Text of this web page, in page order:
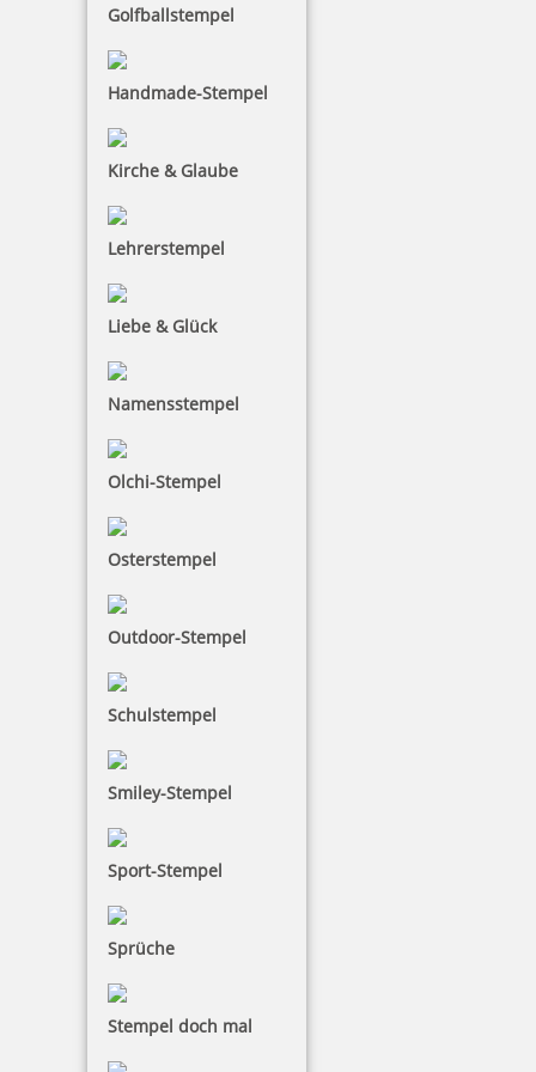
Golfballstempel
Handmade-Stempel
Kirche & Glaube
Lehrerstempel
Liebe & Glück
Namensstempel
Olchi-Stempel
Osterstempel
Outdoor-Stempel
Schulstempel
Smiley-Stempel
Sport-Stempel
Sprüche
Stempel doch mal
50,15 €
Jetzt gestalten
Colop Classic Line 2400 Arztstempel mit individ. Text 6-zeilig
Jetzt gestalten